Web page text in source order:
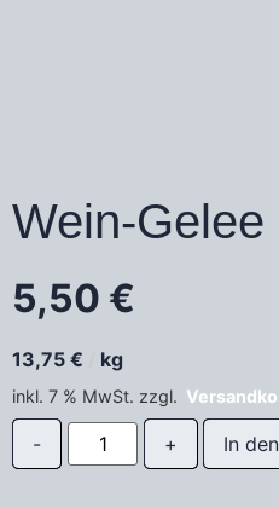
Wein-Gelee
5,50 €
13,75 € kg
inkl. 7 % MwSt. zzgl.
In